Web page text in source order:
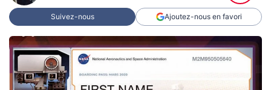
Suivez-nous Ajoutez-nous en favori